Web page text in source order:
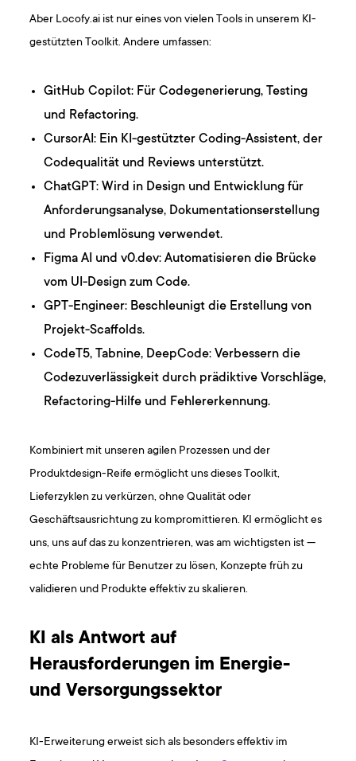
Aber Locofy.ai ist nur eines von vielen Tools in unserem KI-
gestützten Toolkit. Andere umfassen:
GitHub Copilot: Für Codegenerierung, Testing
und Refactoring.
CursorAI: Ein KI-gestützter Coding-Assistent, der
Codequalität und Reviews unterstützt.
ChatGPT: Wird in Design und Entwicklung für
Anforderungsanalyse, Dokumentationserstellung
und Problemlösung verwendet.
Figma AI und v0.dev: Automatisieren die Brücke
vom UI-Design zum Code.
GPT-Engineer: Beschleunigt die Erstellung von
Projekt-Scaffolds.
CodeT5, Tabnine, DeepCode: Verbessern die
Codezuverlässigkeit durch prädiktive Vorschläge,
Refactoring-Hilfe und Fehlererkennung.
Kombiniert mit unseren agilen Prozessen und der
Produktdesign-Reife ermöglicht uns dieses Toolkit,
Lieferzyklen zu verkürzen, ohne Qualität oder
Geschäftsausrichtung zu kompromittieren. KI ermöglicht es
uns, uns auf das zu konzentrieren, was am wichtigsten ist —
echte Probleme für Benutzer zu lösen, Konzepte früh zu
validieren und Produkte effektiv zu skalieren.
KI als Antwort auf
Herausforderungen im Energie-
und Versorgungssektor
KI-Erweiterung erweist sich als besonders effektiv im